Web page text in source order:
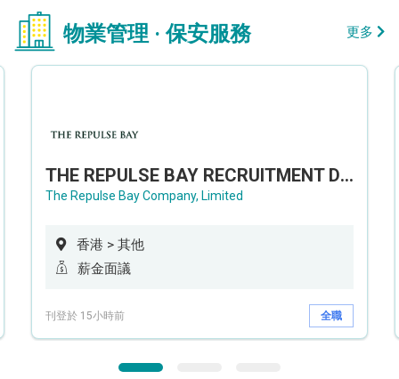
物業管理 · 保安服務 更多
THE REPULSE BAY RECRUITMENT DAY 淺水灣影灣園人才招聘會
The Repulse Bay Company, Limited
香港 > 其他
薪金面議
刊登於 15小時前 全職